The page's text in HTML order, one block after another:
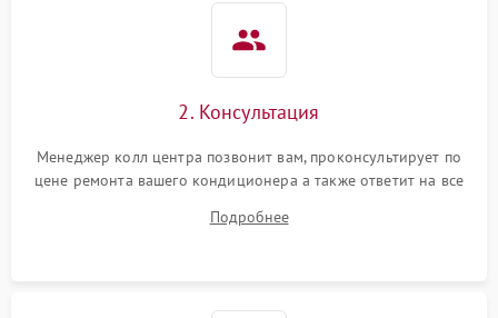
2. Консультация
Менеджер колл центра позвонит вам, проконсультирует по
цене ремонта вашего кондиционера а также ответит на все
Подробнее